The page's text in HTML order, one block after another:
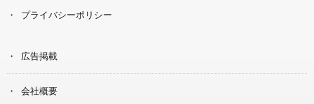
プライバシーポリシー
広告掲載
会社概要